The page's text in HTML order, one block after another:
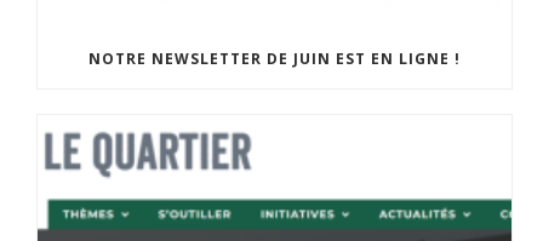
NOTRE NEWSLETTER DE JUIN EST EN LIGNE !